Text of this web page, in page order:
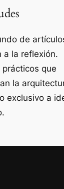
de
a la reflexión.
prácticos que
la
exclusivo a